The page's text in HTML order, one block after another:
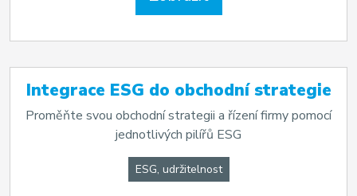
Integrace ESG do obchodní strategie
Proměňte svou obchodní strategii a řízení firmy pomocí
jednotlivých pilířů ESG
ESG, udržitelnost